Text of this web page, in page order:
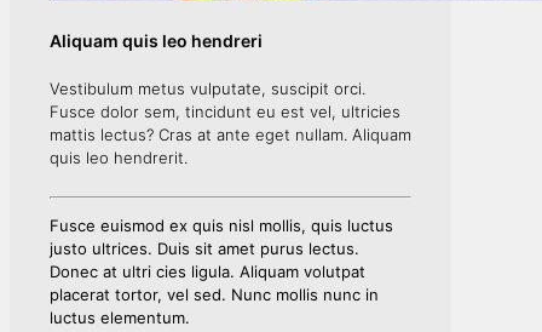
Aliquam quis leo hendreri
Vestibulum metus vulputate, suscipit orci.
Fusce dolor sem, tincidunt eu est vel, ultricies
mattis lectus? Cras at ante eget nullam. Aliquam
quis leo hendrerit.
Fusce euismod ex quis nisl mollis, quis luctus
justo ultrices. Duis sit amet purus lectus.
Donec at ultri cies ligula. Aliquam volutpat
placerat tortor, vel sed. Nunc mollis nunc in
luctus elementum.